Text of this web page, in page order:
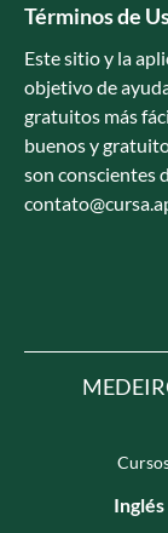
Términos de
Este sitio y la
objetivo de
gratuitos más
buenos y
son conscientes
Inglés